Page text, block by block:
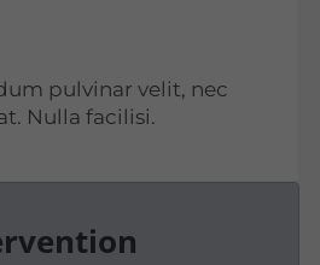
pulvinar velit, nec
Nulla facilisi.